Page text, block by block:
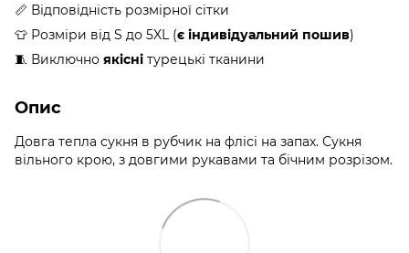
📏 Відповідність розмірної сітки
👕 Розміри від S до 5XL (є індивідуальний пошив)
🧵 Виключно якісні турецькі тканини
Опис
Довга тепла сукня в рубчик на флісі на запах. Сукня
вільного крою, з довгими рукавами та бічним розрізом.